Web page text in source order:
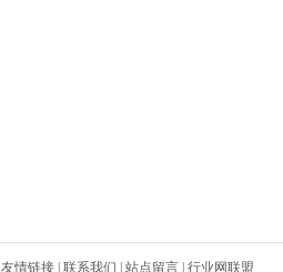
友情链接 联系我们 站点留言 行业网联盟